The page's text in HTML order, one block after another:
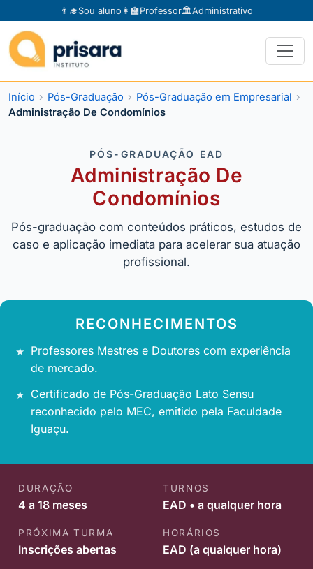
👨‍🎓Sou aluno 👩‍🏫Professor🏛️Administrativo
Início Pós-Graduação
Pós-Graduação em Empresarial
Administração De Condomínios
PÓS-GRADUAÇÃO EAD
Administração De
Condomínios
Pós-graduação com conteúdos práticos, estudos de
caso e aplicação imediata para acelerar sua atuação
profissional.
RECONHECIMENTOS
Professores Mestres e Doutores com experiência
de mercado.
Certificado de Pós-Graduação Lato Sensu
reconhecido pelo MEC, emitido pela Faculdade
Iguaçu.
DURAÇÃO
4 a 18 meses
TURNOS
EAD • a qualquer hora
PRÓXIMA TURMA
Inscrições abertas
HORÁRIOS
EAD (a qualquer hora)